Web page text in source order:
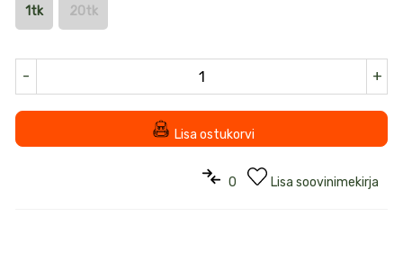
1tk 20tk
- +
Lisa ostukorvi
0 Lisa soovinimekirja